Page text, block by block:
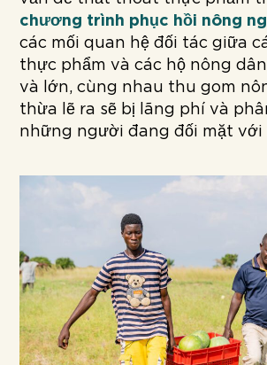
chương trình phục hồi nông
các mối quan hệ đối tác giữa
thực phẩm và các hộ nông
và lớn, cùng nhau thu gom
thừa lẽ ra sẽ bị lãng phí và
những người đang đối mặt với